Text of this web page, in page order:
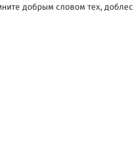
добрым словом тех,